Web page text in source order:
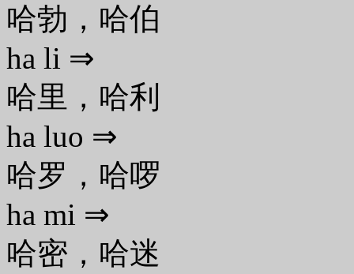
哈勃，哈伯
ha li ⇒
哈里，哈利
ha luo ⇒
哈罗，哈啰
ha mi ⇒
哈密，哈迷